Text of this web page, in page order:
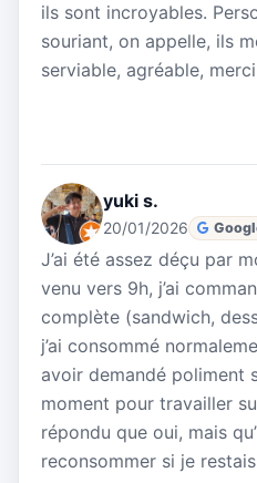
ils sont incroyables.
souriant, on appelle, ils
serviable, agréable,
yuki s.
20/01/2026
J’ai été assez déçu par
venu vers 9h, j’ai
complète (sandwich,
j’ai consommé
avoir demandé poliment
moment pour travailler
répondu que oui, mais
reconsommer si je